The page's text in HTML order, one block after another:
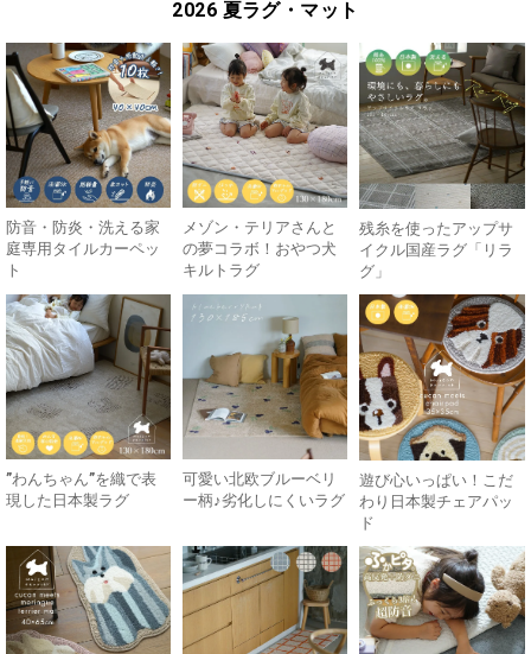
2026 夏ラグ・マット
防音・防炎・洗える家
庭専用タイルカーペッ
ト
メゾン・テリアさんと
の夢コラボ！おやつ犬
キルトラグ
残糸を使ったアップサ
イクル国産ラグ「リラ
グ」
”わんちゃん”を織で表
現した日本製ラグ
可愛い北欧ブルーベリ
ー柄♪劣化しにくいラグ
遊び心いっぱい！こだ
わり日本製チェアパッ
ド